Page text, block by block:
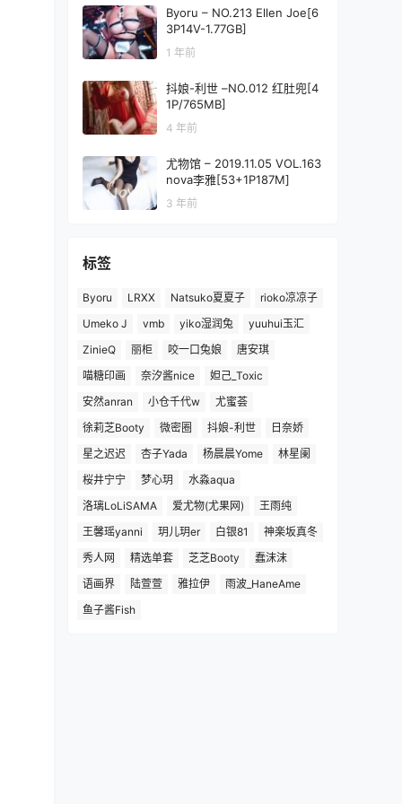
Byoru – NO.213 Ellen Joe[6
3P14V-1.77GB]
1 年前
抖娘-利世 –NO.012 红肚兜[4
1P/765MB]
4 年前
尤物馆 – 2019.11.05 VOL.163
nova李雅[53+1P187M]
3 年前
标签
Byoru LRXX Natsuko夏夏子
rioko凉凉子
Umeko J
vmb yiko湿润兔
yuuhui玉汇
ZinieQ
丽柜 咬一口兔娘
唐安琪
喵糖印画
奈汐酱nice
妲己_Toxic
安然anran
小仓千代w
尤蜜荟
徐莉芝Booty
微密圈 抖娘-利世
日奈娇
星之迟迟
杏子Yada 杨晨晨Yome
林星阑
桜井宁宁
梦心玥
水淼aqua
洛璃LoLiSAMA
爱尤物(尤果网)
王雨纯
王馨瑶yanni
玥儿玥er 白银81
神楽坂真冬
秀人网
精选单套 芝芝Booty
蠢沫沫
语画界
陆萱萱 雅拉伊
雨波_HaneAme
鱼子酱Fish